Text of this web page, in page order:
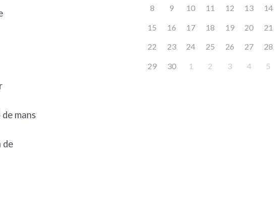
mans
de
8 9 10 11 12 13 14
15 16 17 18 19 20 21
22 23 24 25 26 27 28
29 30 1 2 3 4 5